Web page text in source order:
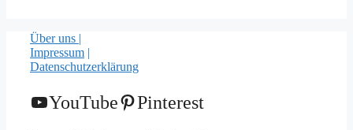
Über uns |
Impressum |
Datenschutzerklärung
YouTube Pinterest